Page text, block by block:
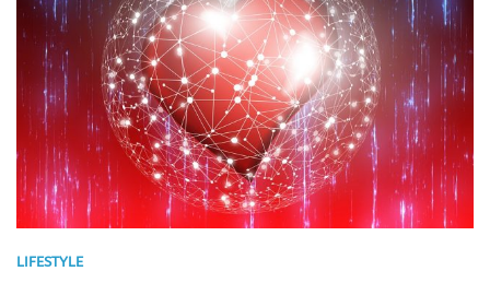
LIFESTYLE